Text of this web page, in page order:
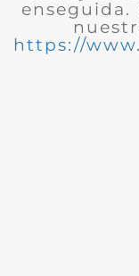
enseguida.
https://